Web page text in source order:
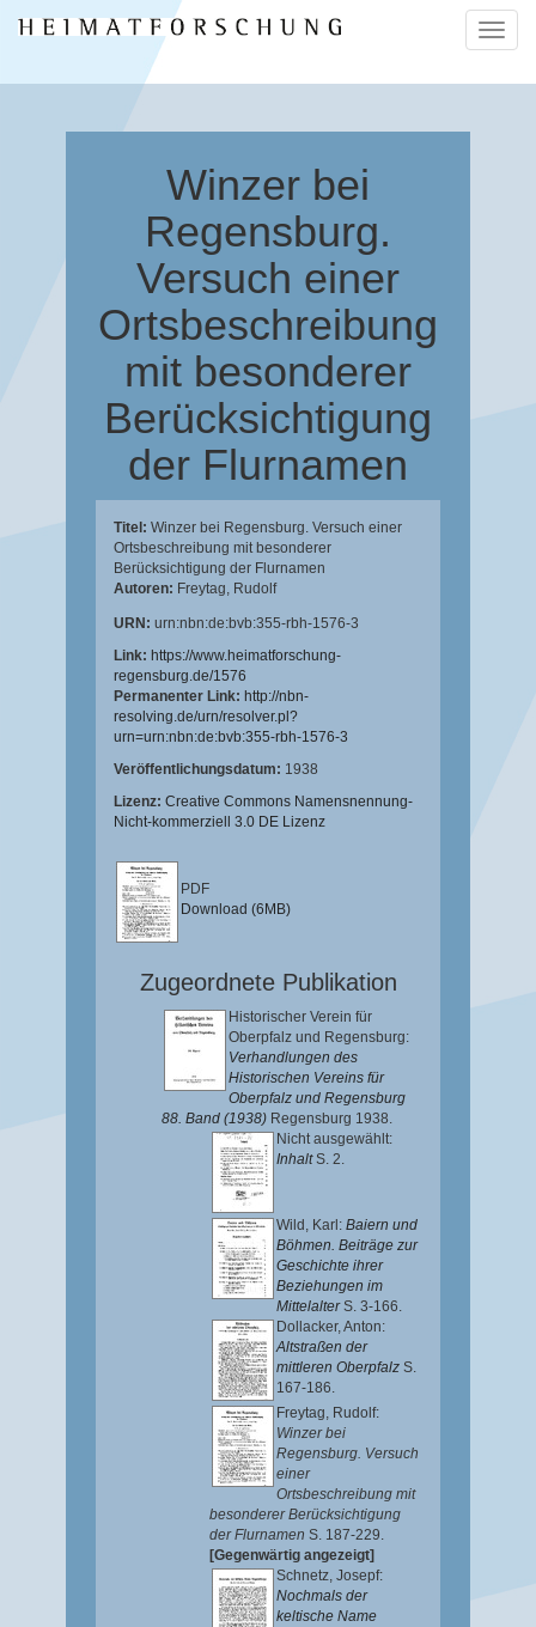
ein-/
Winzer bei
Regensburg.
Versuch einer
Ortsbeschreibung
mit besonderer
Berücksichtigung
der Flurnamen
Titel: Winzer bei Regensburg. Versuch einer
Ortsbeschreibung mit besonderer
Berücksichtigung der Flurnamen
Autoren: Freytag, Rudolf
URN: urn:nbn:de:bvb:355-rbh-1576-3
Link: https://www.heimatforschung-
regensburg.de/1576
Permanenter Link: http://nbn-
resolving.de/urn/resolver.pl?
urn=urn:nbn:de:bvb:355-rbh-1576-3
Veröffentlichungsdatum: 1938
Lizenz: Creative Commons Namensnennung-
Nicht-kommerziell 3.0 DE Lizenz
PDF
Download (6MB)
Zugeordnete Publikation
Historischer Verein für
Oberpfalz und Regensburg:
Verhandlungen des
Historischen Vereins für
Oberpfalz und Regensburg
88. Band (1938) Regensburg 1938.
Nicht ausgewählt:
InhaltS. 2.
Wild, Karl : Baiern und
Böhmen. Beiträge zur
Geschichte ihrer
Beziehungen im
MittelalterS. 3-166.
Dollacker, Anton:
Altstraßen der
mittleren Oberpfalz S.
167-186.
Freytag, Rudolf:
Winzer bei
Regensburg. Versuch
einer
Ortsbeschreibung mit
besonderer Berücksichtigung
der Flurnamen S. 187-229.
[Gegenwärtig angezeigt]
Schnetz, Josepf:
Nochmals der
keltische Name